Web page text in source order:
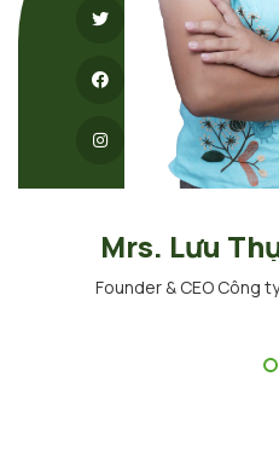
Mrs. Lưu
Founder & CEO Công